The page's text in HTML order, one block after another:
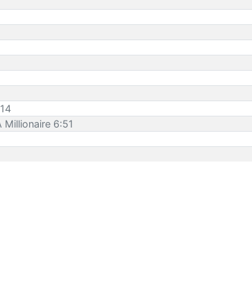
Millionaire 6:51